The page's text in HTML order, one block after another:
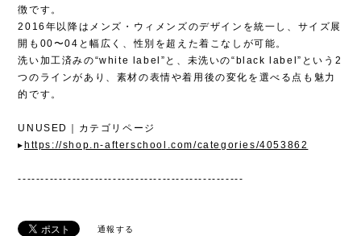
徴です。
2016年以降はメンズ・ウィメンズのデザインを統一し、サイズ展
開も00〜04と幅広く、性別を超えた着こなしが可能。
洗い加工済みの“white label”と、未洗いの“black label”という2
つのラインがあり、素材の表情や着用後の変化を選べる点も魅力
的です。
UNUSED｜カテゴリページ
▸ https://shop.n-afterschool.com/categories/4053862
--------------------------------------------------
通報する